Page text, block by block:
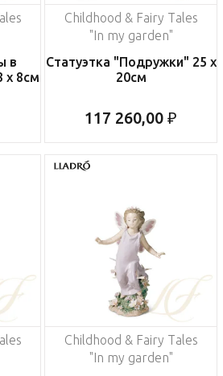
в
x 8см
Childhood & Fairy Tales
"In my garden"
Статуэтка "Подружки" 25 x
20см
117 260,00 ₽
Childhood & Fairy Tales
"In my garden"